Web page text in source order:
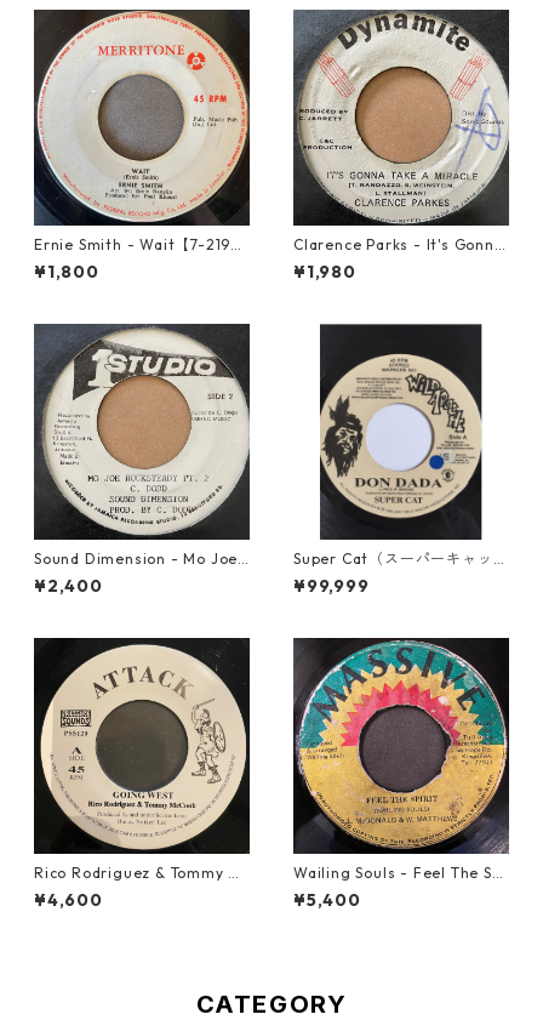
Ernie Smith - Wait【7-2196
0】
¥1,800
Clarence Parks - It's Gonna
Take A Miracle【7-21096】
¥1,980
Sound Dimension - Mo Joe
Rock Steady【7-21087】
¥2,400
Super Cat（スーパーキャッ
ト） - Don Dada【7inch】
¥99,999
Rico Rodriguez & Tommy Mc
Cook - Going West【7-2198
3】
¥4,600
Wailing Souls - Feel The Spi
rit【7-21955】
¥5,400
CATEGORY